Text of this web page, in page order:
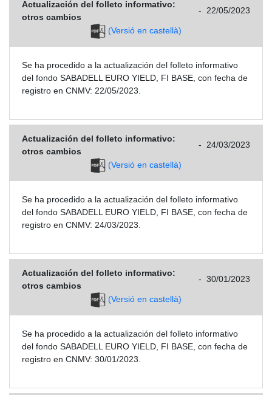
Actualización del folleto informativo:
otros cambios
- 22/05/2023
(Versió en castellà)
Se ha procedido a la actualización del folleto informativo
del fondo SABADELL EURO YIELD, FI BASE, con fecha de
registro en CNMV: 22/05/2023.
Actualización del folleto informativo:
otros cambios
- 24/03/2023
(Versió en castellà)
Se ha procedido a la actualización del folleto informativo
del fondo SABADELL EURO YIELD, FI BASE, con fecha de
registro en CNMV: 24/03/2023.
Actualización del folleto informativo:
otros cambios
- 30/01/2023
(Versió en castellà)
Se ha procedido a la actualización del folleto informativo
del fondo SABADELL EURO YIELD, FI BASE, con fecha de
registro en CNMV: 30/01/2023.